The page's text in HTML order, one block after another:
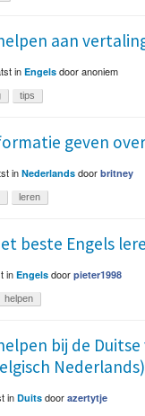
aan
in Engels dooranoniem
tips
geven
in Nederlands door britney
leren
beste Engels
in Engels door pieter1998
helpen
bij de
Nederlands)
in Duits door azertytje